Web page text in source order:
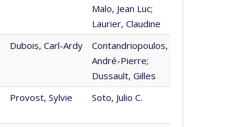
Malo, Jean Luc;
Laurier, Claudine
Dubois, Carl-Ardy
Contandriopoulos,
André-Pierre;
Dussault, Gilles
Provost, Sylvie Soto, Julio C.